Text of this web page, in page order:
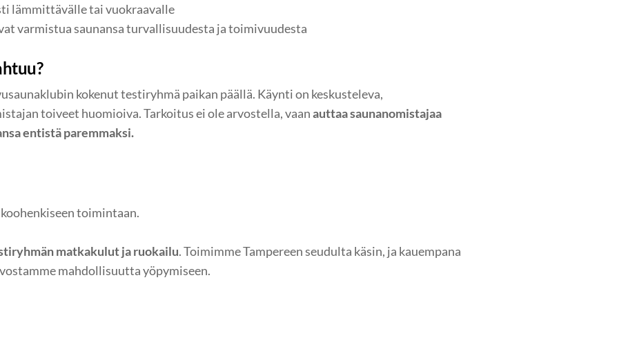
lämmittävälle tai vuokraavalle
varmistua saunansa turvallisuudesta ja toimivuudesta
kokenut testiryhmä paikan päällä. Käynti on keskusteleva,
toiveet huomioiva. Tarkoitus ei ole arvostella, vaanauttaa saunanomistajaa
entistä paremmaksi.
toimintaan.
matkakulut ja ruokailu. Toimimme Tampereen seudulta käsin, ja kauempana
mahdollisuutta yöpymiseen.